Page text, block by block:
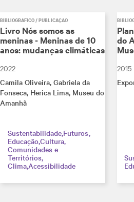
BIBLIOGRÁFICO / PUBLICAÇÃO
Livro Nós somos as
meninas - Meninas de 10
anos: mudanças climáticas
2022
Camila Oliveira, Gabriela da
Fonseca, Herica Lima, Museu do
Amanhã
SustentabilidadeFuturos
EducaçãoCultura
Comunidades e
Territórios
ClimaAcessibilidade
do
2015